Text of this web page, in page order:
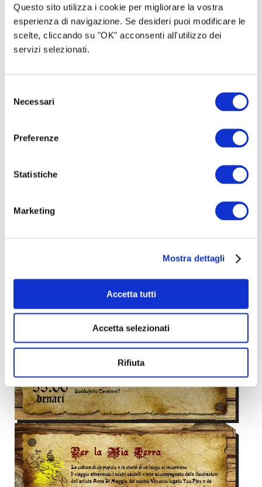
Questo sito utilizza i cookie per migliorare la vostra
esperienza di navigazione. Se desideri puoi modificare le
scelte, cliccando su "OK" acconsenti all'utilizzo dei
servizi selezionati.
delNecessari
Preferenze
Statistiche
Marketing
Mostra dettagli
Accetta tutti
Accetta selezionati
Rifiuta